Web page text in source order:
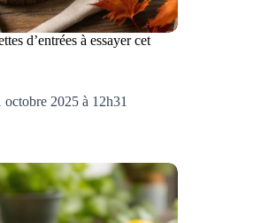
d’entrées à essayer cet
2025 à 12h31